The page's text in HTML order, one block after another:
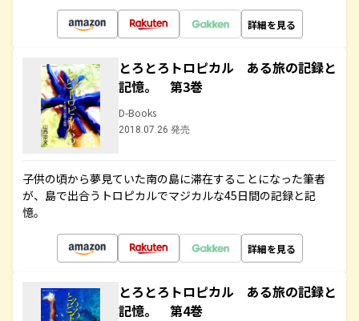
詳細を見る
とろとろトロピカル ある旅の記録と
記憶。 第3巻
D-Books
2018.07.26 発売
子供の頃から夢見ていた南の島に滞在することになった筆者
が、島で出合うトロピカルでマジカルな45日間の記録と記
憶。
詳細を見る
とろとろトロピカル ある旅の記録と
記憶。 第4巻